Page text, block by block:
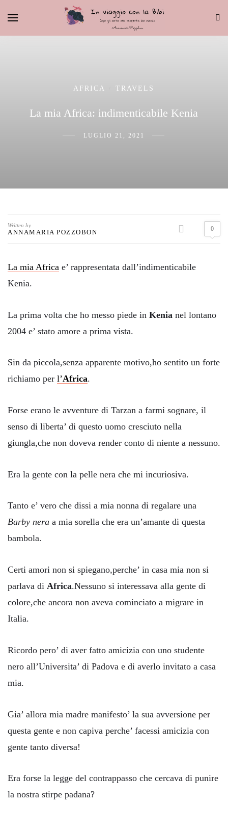
AFRICA TRAVELS
La mia Africa: indimenticabile Kenia
LUGLIO 21, 2021
Written by
ANNAMARIA POZZOBON 0
La mia Africa e’ rappresentata dall’indimenticabile
Kenia.
La prima volta che ho messo piede in Kenia nel lontano
2004 e’ stato amore a prima vista.
Sin da piccola,senza apparente motivo,ho sentito un forte
richiamo per l’Africa.
Forse erano le avventure di Tarzan a farmi sognare, il
senso di liberta’ di questo uomo cresciuto nella
giungla,che non doveva render conto di niente a nessuno.
Era la gente con la pelle nera che mi incuriosiva.
Tanto e’ vero che dissi a mia nonna di regalare una
Barby nera a mia sorella che era un’amante di questa
bambola.
Certi amori non si spiegano,perche’ in casa mia non si
parlava di Africa.Nessuno si interessava alla gente di
colore,che ancora non aveva cominciato a migrare in
Italia.
Ricordo pero’ di aver fatto amicizia con uno studente
nero all’Universita’ di Padova e di averlo invitato a casa
mia.
Gia’ allora mia madre manifesto’ la sua avversione per
questa gente e non capiva perche’ facessi amicizia con
gente tanto diversa!
Era forse la legge del contrappasso che cercava di punire
la nostra stirpe padana?